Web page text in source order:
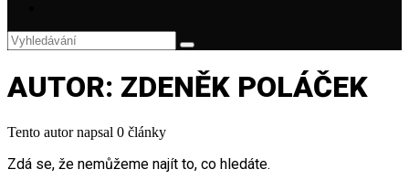
AUTOR: ZDENĚK POLÁČEK
Tento autor napsal 0 články
Zdá se, že nemůžeme najít to, co hledáte.